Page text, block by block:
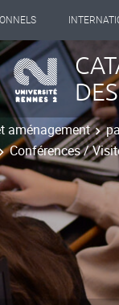
aménagement
Conférences /